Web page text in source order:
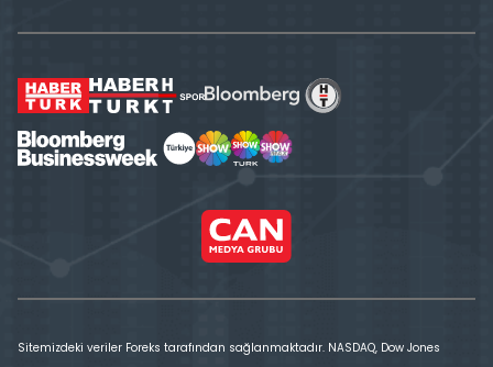
Sitemizdeki veriler Foreks tarafından sağlanmaktadır. NASDAQ, Dow Jones